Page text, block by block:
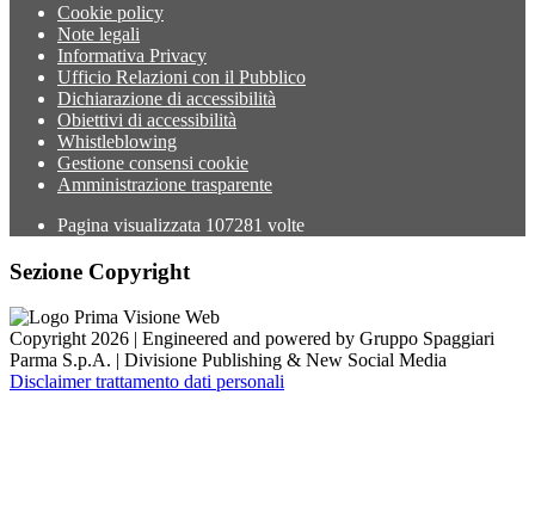
Cookie policy
Note legali
Informativa Privacy
Ufficio Relazioni con il Pubblico
Dichiarazione di accessibilità
Obiettivi di accessibilità
Whistleblowing
Gestione consensi cookie
Amministrazione trasparente
Pagina visualizzata 107281 volte
Sezione Copyright
Copyright 2026 | Engineered and powered by Gruppo Spaggiari
Parma S.p.A. | Divisione Publishing & New Social Media
Disclaimer trattamento dati personali